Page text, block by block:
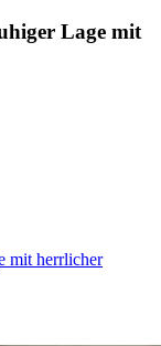
Lage mit
mit herrlicher